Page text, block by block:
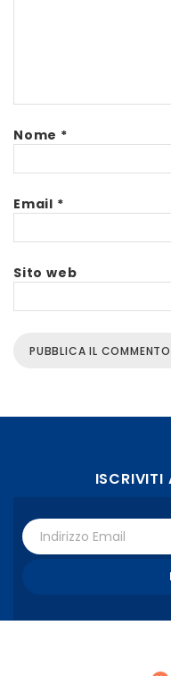
Nome *
Email *
Sito web
ISCRIVITI